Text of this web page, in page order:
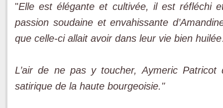
"Elle est élégante et cultivée, il est réfléchi
passion soudaine et envahissante
que celle-ci allait avoir dans leur vie bien
L’air de ne pas y toucher, Aymeric
satirique de la haute bourgeoisie."